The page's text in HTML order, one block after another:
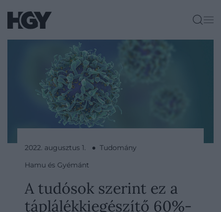
2022. augusztus 1. ● Tudomány
Hamu és Gyémánt
A tudósok szerint ez a
táplálékkiegészítő 60%-